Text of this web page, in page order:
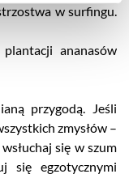
w surfingu.
ananasów
przygodą. Jeśli
zmysłów –
się w szum
się egzotycznymi